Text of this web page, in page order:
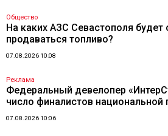
Общество
На каких АЗС Севастополя будет
продаваться топливо?
07.08.2026 10:08
Реклама
Федеральный девелопер
число финалистов
07.08.2026 10:06